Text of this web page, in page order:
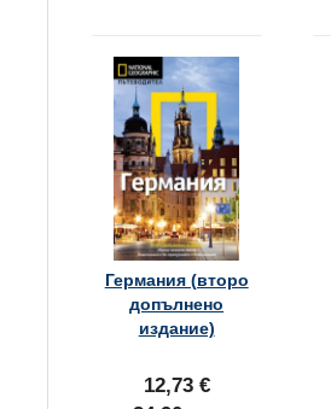
Германия (второ
допълнено
издание)
12,73 €